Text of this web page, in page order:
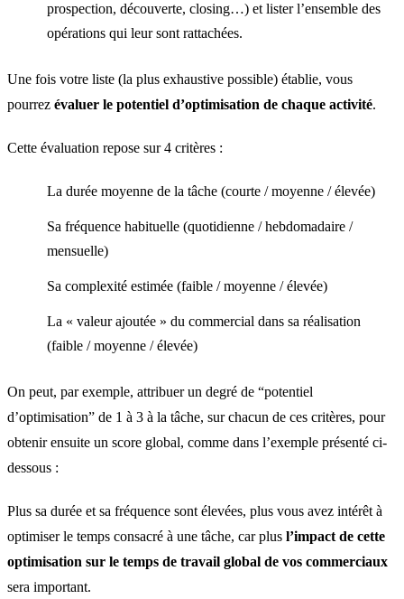
prospection, découverte, closing…) et lister l’ensemble des
opérations qui leur sont rattachées.
Une fois votre liste (la plus exhaustive possible) établie, vous
pourrez évaluer le potentiel d’optimisation de chaque activité.
Cette évaluation repose sur 4 critères :
La durée moyenne de la tâche (courte / moyenne / élevée)
Sa fréquence habituelle (quotidienne / hebdomadaire /
mensuelle)
Sa complexité estimée (faible / moyenne / élevée)
La « valeur ajoutée » du commercial dans sa réalisation
(faible / moyenne / élevée)
On peut, par exemple, attribuer un degré de “potentiel
d’optimisation” de 1 à 3 à la tâche, sur chacun de ces critères, pour
obtenir ensuite un score global, comme dans l’exemple présenté ci-
dessous :
Plus sa durée et sa fréquence sont élevées, plus vous avez intérêt à
optimiser le temps consacré à une tâche, car plus l’impact de cette
optimisation sur le temps de travail global de vos commerciaux
sera important.